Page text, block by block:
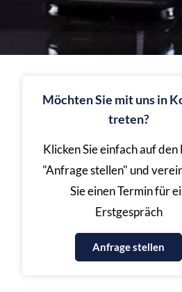
Möchten Sie mit uns in
treten?
Klicken Sie einfach auf den
"Anfrage stellen" und
Sie einen Termin für
Erstgespräch
Anfrage stellen